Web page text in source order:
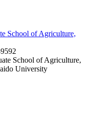
School of Agriculture,
School of Agriculture,
University